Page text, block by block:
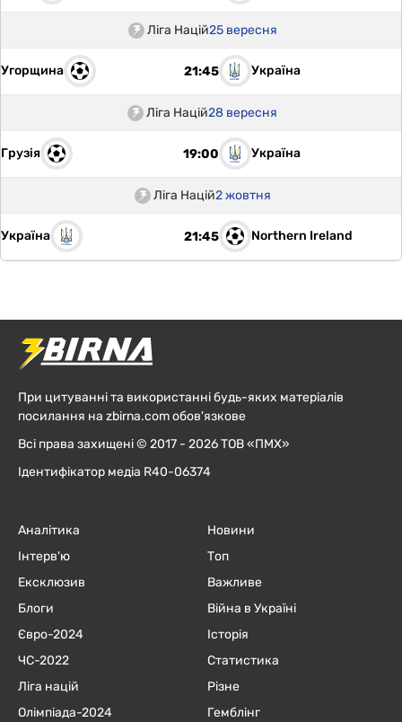
Ліга Націй25 вересня
Угорщина 21:45 Україна
Ліга Націй28 вересня
Грузія 19:00 Україна
Ліга Націй2 жовтня
Україна 21:45 Northern Ireland
При цитуванні та використанні будь-яких матеріалів
посилання на zbirna.com обов'язкове
Всі права захищені © 2017 - 2026 ТОВ «ПМХ»
Ідентифікатор медіа R40-06374
Аналітика
Інтерв'ю
Ексклюзив
Блоги
Євро-2024
ЧC-2022
Ліга націй
Олімпіада-2024
Новини
Топ
Важливе
Війна в Україні
Історія
Статистика
Різне
Гемблінг